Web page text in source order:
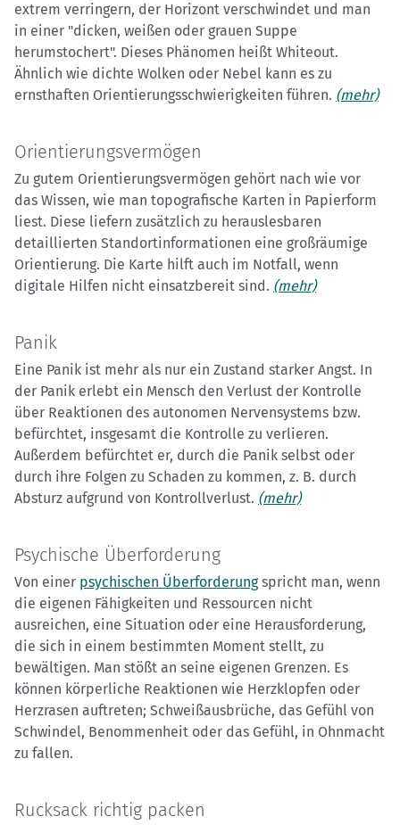
extrem verringern, der Horizont verschwindet und man
in einer "dicken, weißen oder grauen Suppe
herumstochert". Dieses Phänomen heißt Whiteout.
Ähnlich wie dichte Wolken oder Nebel kann es zu
ernsthaften Orientierungsschwierigkeiten führen. (mehr)
Orientierungsvermögen
Zu gutem Orientierungsvermögen gehört nach wie vor
das Wissen, wie man topografische Karten in Papierform
liest. Diese liefern zusätzlich zu herauslesbaren
detaillierten Standortinformationen eine großräumige
Orientierung. Die Karte hilft auch im Notfall, wenn
digitale Hilfen nicht einsatzbereit sind. (mehr)
Panik
Eine Panik ist mehr als nur ein Zustand starker Angst. In
der Panik erlebt ein Mensch den Verlust der Kontrolle
über Reaktionen des autonomen Nervensystems bzw.
befürchtet, insgesamt die Kontrolle zu verlieren.
Außerdem befürchtet er, durch die Panik selbst oder
durch ihre Folgen zu Schaden zu kommen, z. B. durch
Absturz aufgrund von Kontrollverlust. (mehr)
Psychische Überforderung
Von einer psychischen Überforderungspricht man, wenn
die eigenen Fähigkeiten und Ressourcen nicht
ausreichen, eine Situation oder eine Herausforderung,
die sich in einem bestimmten Moment stellt, zu
bewältigen. Man stößt an seine eigenen Grenzen. Es
können körperliche Reaktionen wie Herzklopfen oder
Herzrasen auftreten; Schweißausbrüche, das Gefühl von
Schwindel, Benommenheit oder das Gefühl, in Ohnmacht
zu fallen.
Rucksack richtig packen